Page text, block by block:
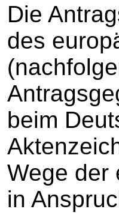
Die
des
beim
Wege der
in